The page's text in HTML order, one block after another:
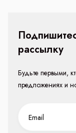
рассылку
Будьте первыми,
предложениях и